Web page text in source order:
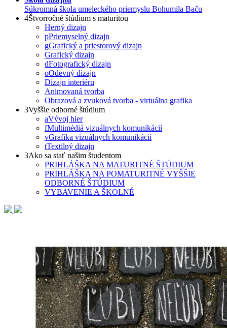
Súkromná škola umeleckého priemyslu Bohumila Baču
4Štvorročné štúdium s maturitou
Herný dizajn
pPriemyselný dizajn
gGrafický a priestorový dizajn
Grafický dizajn
dFotografický dizajn
oOdevný dizajn
Dizajn interiéru
Animovaná tvorba
Obrazová a zvuková tvorba - virtuálna grafika
3Vyššie odborné štúdium
aVývoj hier
fMultimédiá vizuálnych komunikácií
vGrafika vizuálnych komunikácií
tTextilný dizajn
3Ako sa stať našim študentom
PRIHLÁŠKA NA MATURITNÉ ŠTÚDIUM
PRIHLÁŠKA NA POMATURITNÉ VYŠŠIE
ODBORNÉ ŠTÚDIUM
VYBAVENIE A ŠKOLNÉ